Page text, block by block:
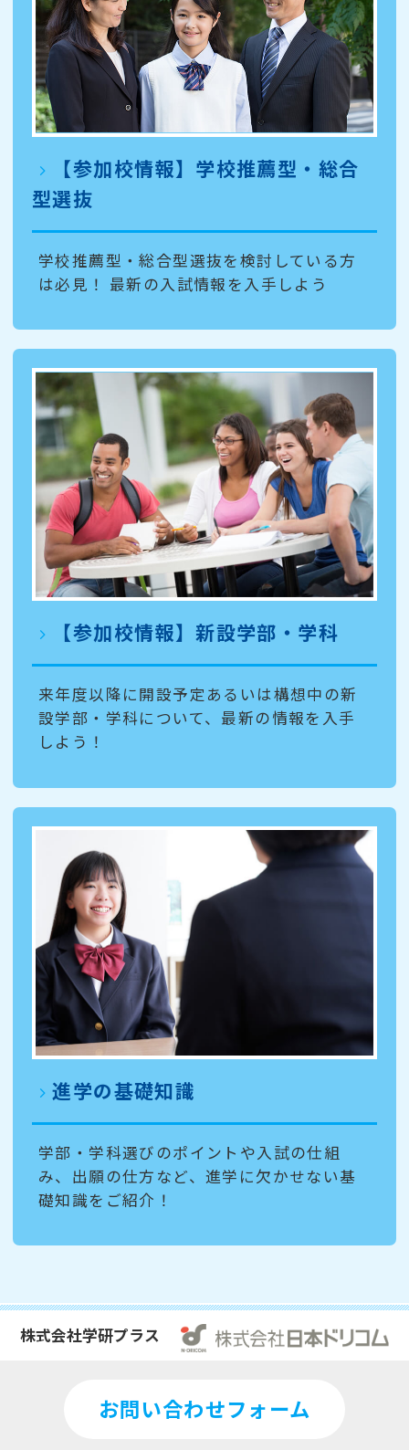
【参加校情報】学校推薦型・総合
型選抜
学校推薦型・総合型選抜を検討している方
は必見！ 最新の入試情報を入手しよう
【参加校情報】新設学部・学科
来年度以降に開設予定あるいは構想中の新
設学部・学科について、最新の情報を入手
しよう！
進学の基礎知識
学部・学科選びのポイントや入試の仕組
み、出願の仕方など、進学に欠かせない基
礎知識をご紹介！
株式会社学研プラス
お問い合わせフォーム